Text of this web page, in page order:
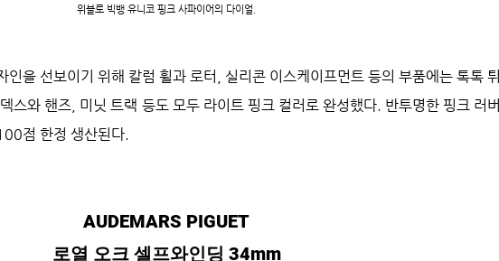
위블로 빅뱅 유니코 핑크 사파이어의 다이얼.
인을 선보이기 위해 칼럼 휠과 로터, 실리콘 이스케이프먼트 등의 부품에는 톡톡 튀
스와 핸즈, 미닛 트랙 등도 모두 라이트 핑크 컬러로 완성했다. 반투명한 핑크 러버
점 한정 생산된다.
AUDEMARS PIGUET
로열 오크 셀프와인딩 34mm